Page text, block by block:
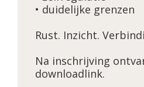
• duidelijke grenzen
Rust. Inzicht.
Na inschrijving
downloadlink.